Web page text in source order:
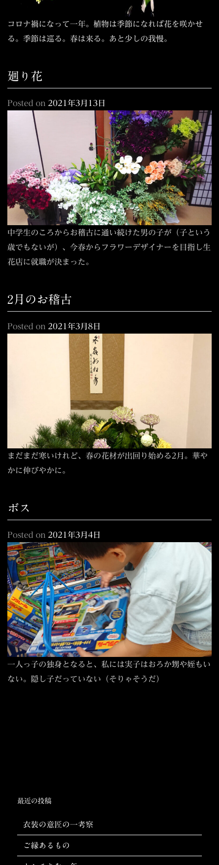
コロナ禍になって一年。植物は季節になれば花を咲かせ
る。季節は巡る。春は来る。あと少しの我慢。
廻り花
Posted on 2021年3月13日
中学生のころからお稽古に通い続けた男の子が（子という
歳でもないが）、今春からフラワーデザイナーを目指し生
花店に就職が決まった。
2月のお稽古
Posted on 2021年3月8日
まだまだ寒いけれど、春の花材が出回り始める2月。華や
かに伸びやかに。
ボス
Posted on 2021年3月4日
一人っ子の独身となると、私には実子はおろか甥や姪もい
ない。隠し子だっていない（そりゃそうだ）
最近の投稿
衣装の意匠の一考察
ご縁あるもの